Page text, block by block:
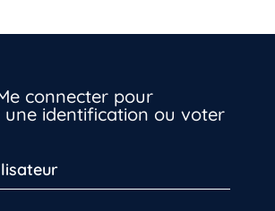
connecter pour
une identification ou voter